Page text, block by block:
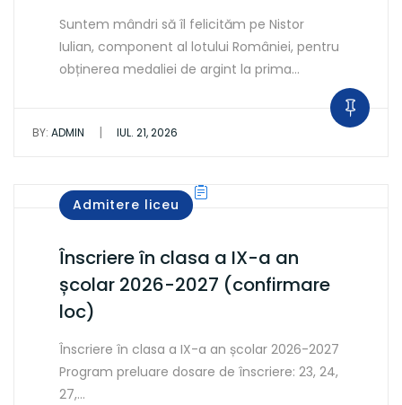
Suntem mândri să îl felicităm pe Nistor
Iulian, component al lotului României, pentru
obținerea medaliei de argint la prima…
BY: ADMIN | IUL. 21, 2026
Admitere liceu
Înscriere în clasa a IX-a an
școlar 2026-2027 (confirmare
loc)
Înscriere în clasa a IX-a an școlar 2026-2027
Program preluare dosare de înscriere: 23, 24,
27,…